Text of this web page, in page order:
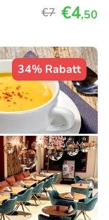
€7 €4,50
34% Rabatt